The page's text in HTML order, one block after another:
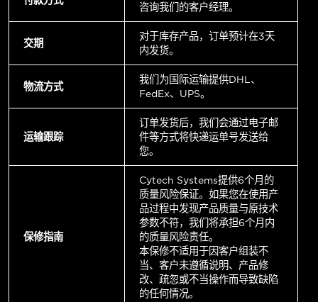
咨询我们的客户经理。
交期
对于库存产品，订单预计在3天
内发货。
物流方式
我们为国际运输提供DHL、
FedEx、UPS。
运输跟踪
订单发货后，我们会通过电子邮
件等方式将快递运单号发送给
您。
保修指南
Cytech Systems提供6个月的
质量风险保证。如果您在使用产
品过程中发现产品质量与原技术
参数不符，我们将承担6个月内
的质量风险责任。
本保修不适用于因客户组装不
当、客户未遵循说明、产品修
改、疏忽或不当操作而导致缺陷
的任何情况。